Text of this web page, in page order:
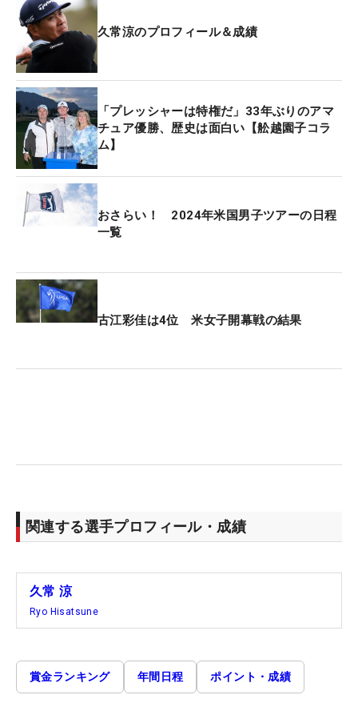
久常涼のプロフィール＆成績
「プレッシャーは特権だ」33年ぶりのアマ
チュア優勝、歴史は面白い【舩越園子コラ
ム】
おさらい！ 2024年米国男子ツアーの日程
一覧
古江彩佳は4位 米女子開幕戦の結果
関連する選手プロフィール・成績
久常 涼
Ryo Hisatsune
賞金ランキング 年間日程 ポイント・成績